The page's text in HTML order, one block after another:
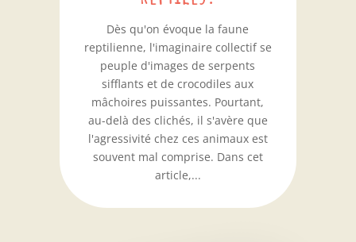
Dès qu'on évoque la faune
reptilienne, l'imaginaire collectif se
peuple d'images de serpents
sifflants et de crocodiles aux
mâchoires puissantes. Pourtant,
au-delà des clichés, il s'avère que
l'agressivité chez ces animaux est
souvent mal comprise. Dans cet
article,...